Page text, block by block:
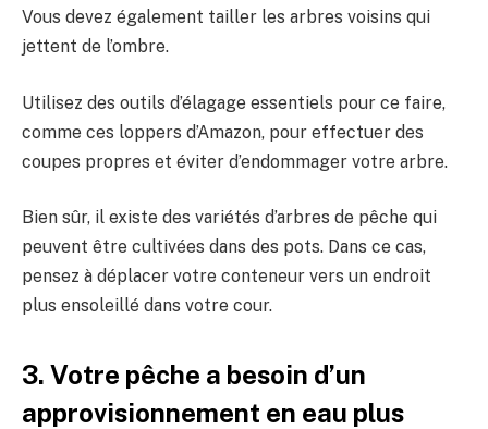
Vous devez également tailler les arbres voisins qui
jettent de l’ombre.
Utilisez des outils d’élagage essentiels pour ce faire,
comme ces loppers d’Amazon, pour effectuer des
coupes propres et éviter d’endommager votre arbre.
Bien sûr, il existe des variétés d’arbres de pêche qui
peuvent être cultivées dans des pots. Dans ce cas,
pensez à déplacer votre conteneur vers un endroit
plus ensoleillé dans votre cour.
3. Votre pêche a besoin d’un
approvisionnement en eau plus